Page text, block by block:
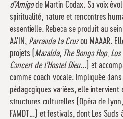
d’Amigode Martin Codax. Sa voix
spiritualité, nature et rencontres
essentielle. Rebeca se produit au
AA'IN, Parranda La Cruzou MAAAR.
projets ( Mazalda, The Bongo Hop,
Concert de l’Hostel Dieu...) et
comme coach vocale. Impliquée
pédagogiques variées, elle intervient
structures culturelles (Opéra de Lyon,
FAMDT...) et festivals, dont Les Suds